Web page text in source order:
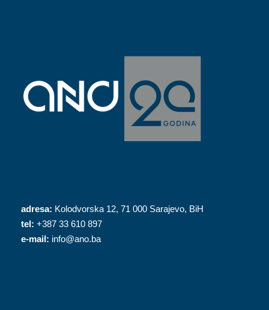
adresa: Kolodvorska 12, 71 000 Sarajevo, BiH
tel: +387 33 610 897
e-mail: info@ano.ba